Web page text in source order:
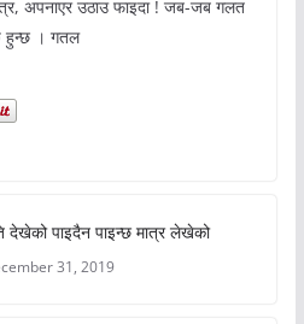
अपनाएर उठाउ फाइदा ! जब-जब गलत
हुन्छ । गतल
देखेको पाइदैन पाइन्छ मात्र लेखेको
31, 2019